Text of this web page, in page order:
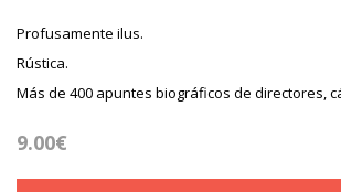
Profusamente ilus.
Rústica.
Más de 400 apuntes biográficos de directores,
9.00€